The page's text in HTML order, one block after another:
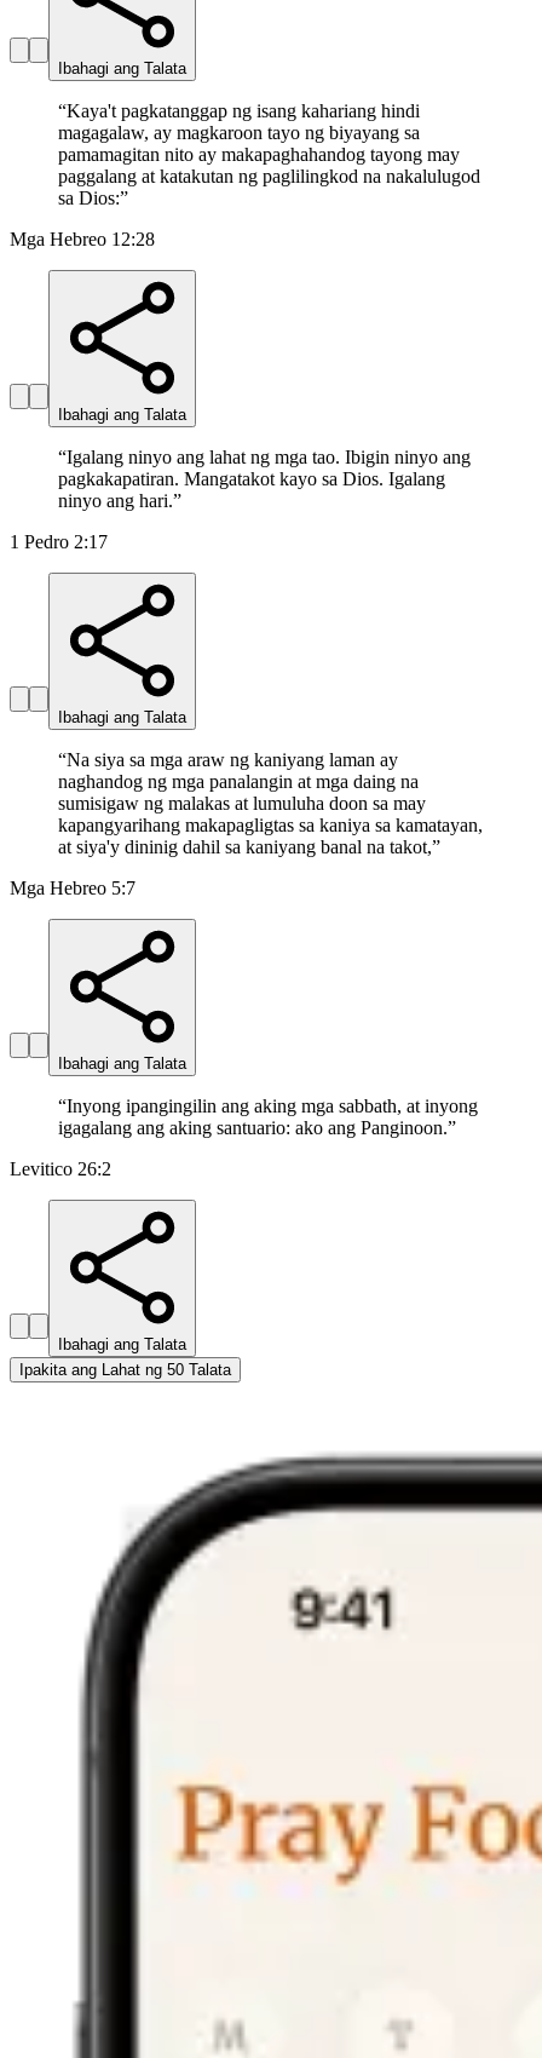
Ibahagi ang Talata
“Kaya't pagkatanggap ng isang kahariang hindi
magagalaw, ay magkaroon tayo ng biyayang sa
pamamagitan nito ay makapaghahandog tayong may
paggalang at katakutan ng paglilingkod na nakalulugod
sa Dios:”
Mga Hebreo 12:28
Ibahagi ang Talata
“Igalang ninyo ang lahat ng mga tao. Ibigin ninyo ang
pagkakapatiran. Mangatakot kayo sa Dios. Igalang
ninyo ang hari.”
1 Pedro 2:17
Ibahagi ang Talata
“Na siya sa mga araw ng kaniyang laman ay
naghandog ng mga panalangin at mga daing na
sumisigaw ng malakas at lumuluha doon sa may
kapangyarihang makapagligtas sa kaniya sa kamatayan,
at siya'y dininig dahil sa kaniyang banal na takot,”
Mga Hebreo 5:7
Ibahagi ang Talata
“Inyong ipangingilin ang aking mga sabbath, at inyong
igagalang ang aking santuario: ako ang Panginoon.”
Levitico 26:2
Ibahagi ang Talata
Ipakita ang Lahat ng 50 Talata